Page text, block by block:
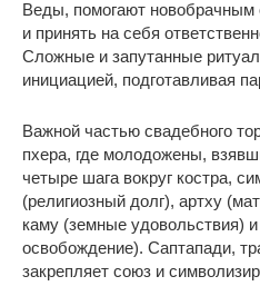
Веды, помогают новобрачным
и принять на себя
Сложные и запутанные
инициацией, подготавливая
Важной частью свадебного
пхера, где молодожены,
четыре шага вокруг костра,
(религиозный долг), артху
каму (земные удовольствия)
освобождение). Саптапади,
закрепляет союз и